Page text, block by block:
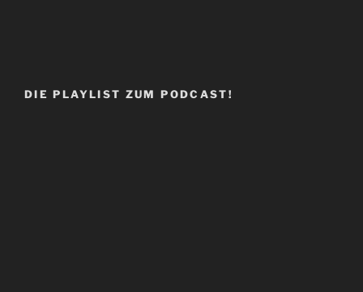
DIE PLAYLIST ZUM PODCAST!